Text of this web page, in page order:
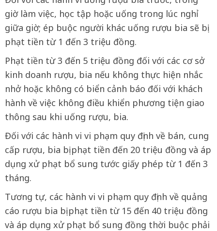
giờ làm việc, học tập hoặc uống trong lúc nghỉ
giữa giờ; ép buộc người khác uống rượu bia sẽ bị
phạt tiền từ 1 đến 3 triệu đồng.
Phạt tiền từ 3 đến 5 triệu đồng đối với các cơ sở
kinh doanh rượu, bia nếu không thực hiện nhắc
nhở hoặc không có biển cảnh báo đối với khách
hành về việc không điều khiển phương tiện giao
thông sau khi uống rượu, bia.
Đối với các hành vi vi phạm quy định về bán, cung
cấp rượu, bia bị phạt tiền đến 20 triệu đồng và áp
dụng xử phạt bổ sung tước giấy phép từ 1 đến 3
tháng.
Tương tự, các hành vi vi phạm quy định về quảng
cáo rượu bia bị phạt tiền từ 15 đến 40 triệu đồng
và áp dụng xử phạt bổ sung đồng thời buộc phải